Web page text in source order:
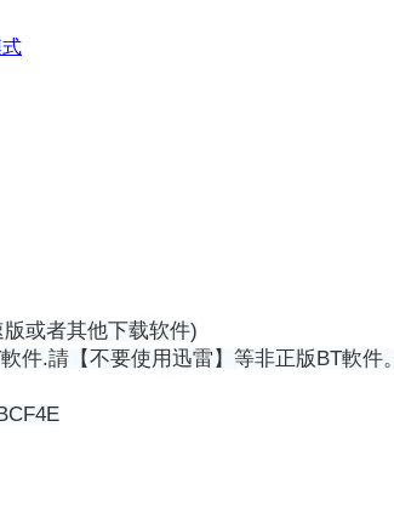
或者其他下载软件)
件.請【不要使用迅雷】等非正版BT軟件。